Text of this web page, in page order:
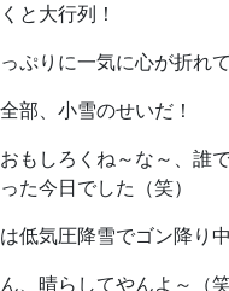
と大行列！
ぷりに一気に心が折れて
部、小雪のせいだ！
もしろくね～な～、誰
た今日でした（笑）
低気圧降雪でゴン降り中
、晴らしてやんよ～（笑